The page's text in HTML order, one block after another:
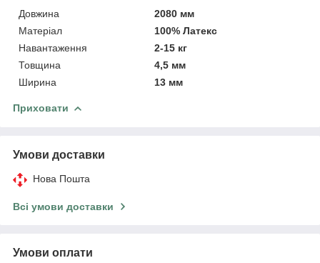
Довжина
2080 мм
Матеріал
100% Латекс
Навантаження
2-15 кг
Товщина
4,5 мм
Ширина
13 мм
Приховати
Умови доставки
Нова Пошта
Всі умови доставки
Умови оплати